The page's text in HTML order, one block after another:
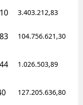
3.403.212,83
104.756.621,30
1.026.503,89
127.205.636,80